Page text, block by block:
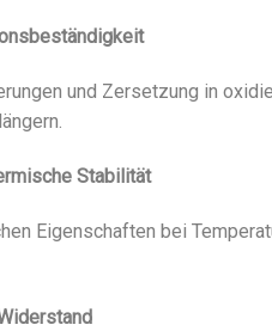
und Zersetzung in
Stabilität
Eigenschaften bei